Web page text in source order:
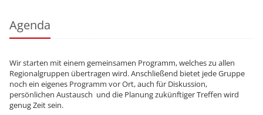
Agenda
Wir starten mit einem gemeinsamen Programm, welches zu allen
Regionalgruppen übertragen wird. Anschließend bietet jede Gruppe
noch ein eigenes Programm vor Ort, auch für Diskussion,
persönlichen Austausch und die Planung zukünftiger Treffen wird
genug Zeit sein.